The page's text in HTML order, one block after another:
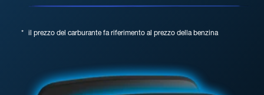
* il prezzo del carburante fa riferimento al prezzo della benzina